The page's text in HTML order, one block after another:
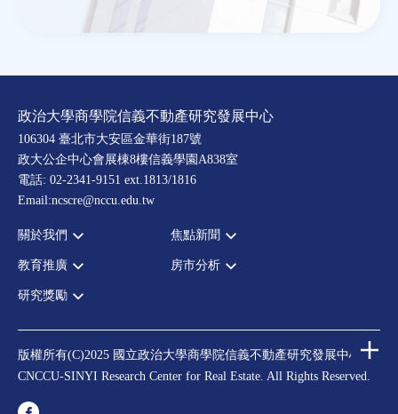
政治大學商學院信義不動產研究發展中心
106304 臺北市大安區金華街187號
政大公企中心會展棟8樓信義學園A838室
電話: 02-2341-9151 ext.1813/1816
Email:ncscre@nccu.edu.tw
關於我們
宗旨願景
設置辦法
指導委員
中心成員
聯絡我們
焦點新聞
全部新聞
法律新訊
教育推廣
全部活動
理財規劃講座
不動產學程支援
房市分析
研究獎勵
住宅學會論文獎支援
都市計劃學會論文獎支援
版權所有(C)2025 國立政治大學商學院信義不動產研究發展中心
CNCCU-SINYI Research Center for Real Estate. All Rights Reserved.